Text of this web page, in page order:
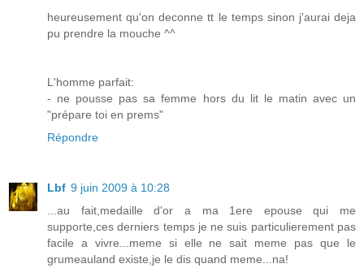
heureusement qu'on deconne tt le temps sinon j'aurai deja
pu prendre la mouche ^^
L'homme parfait:
- ne pousse pas sa femme hors du lit le matin avec un
"prépare toi en prems"
Répondre
Lbf 9 juin 2009 à 10:28
...au fait,medaille d'or a ma 1ere epouse qui me
supporte,ces derniers temps je ne suis particulierement pas
facile a vivre...meme si elle ne sait meme pas que le
grumeauland existe,je le dis quand meme...na!